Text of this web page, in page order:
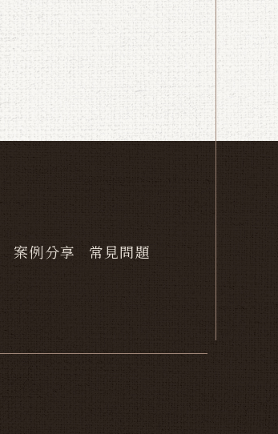
案例分享
常見問題